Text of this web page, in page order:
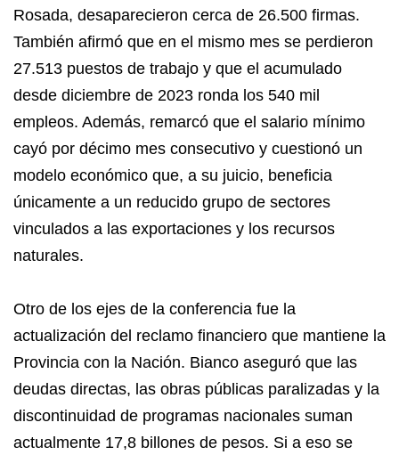
Rosada, desaparecieron cerca de 26.500 firmas.
También afirmó que en el mismo mes se perdieron
27.513 puestos de trabajo y que el acumulado
desde diciembre de 2023 ronda los 540 mil
empleos. Además, remarcó que el salario mínimo
cayó por décimo mes consecutivo y cuestionó un
modelo económico que, a su juicio, beneficia
únicamente a un reducido grupo de sectores
vinculados a las exportaciones y los recursos
naturales.
Otro de los ejes de la conferencia fue la
actualización del reclamo financiero que mantiene la
Provincia con la Nación. Bianco aseguró que las
deudas directas, las obras públicas paralizadas y la
discontinuidad de programas nacionales suman
actualmente 17,8 billones de pesos. Si a eso se